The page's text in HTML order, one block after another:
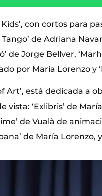
con cortos para
de Adriana
de Jorge Bellver,
por María Lorenzo y
Art’, está dedicada a
‘Exlibris’ de
de Vualà de
de María Lorenzo,